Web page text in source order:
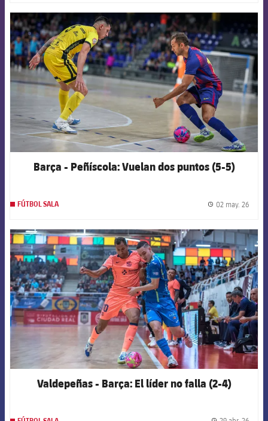
FCB Barcelona badge
Barça - Peñíscola: Vuelan dos puntos (5-5)
FÚTBOL SALA 02 may. 26
FCB Barcelona badge
Valdepeñas - Barça: El líder no falla (2-4)